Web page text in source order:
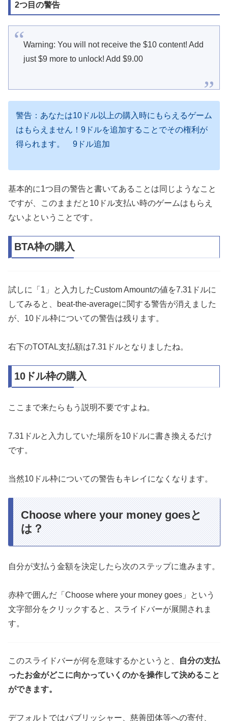
2つ目の警告
Warning: You will not receive the $10 content! Add
just $9 more to unlock! Add $9.00
警告：あなたは10ドル以上の購入時にもらえるゲーム
はもらえません！9ドルを追加することでその権利が
得られます。 9ドル追加
基本的に1つ目の警告と書いてあることは同じようなこと
ですが、このままだと10ドル支払い時のゲームはもらえ
ないよということです。
BTA枠の購入
試しに「1」と入力したCustom Amountの値を7.31ドルに
してみると、beat-the-averageに関する警告が消えました
が、10ドル枠についての警告は残ります。
右下のTOTAL支払額は7.31ドルとなりましたね。
10ドル枠の購入
ここまで来たらもう説明不要ですよね。
7.31ドルと入力していた場所を10ドルに書き換えるだけ
です。
当然10ドル枠についての警告もキレイになくなります。
Choose where your money goesと
は？
自分が支払う金額を決定したら次のステップに進みます。
赤枠で囲んだ「Choose where your money goes」という
文字部分をクリックすると、スライドバーが展開されま
す。
このスライドバーが何を意味するかというと、
自分の支払
ったお金がどこに向かっていくのかを操作して決めること
ができます。
デフォルトではパブリッシャー、慈善団体等への寄付、